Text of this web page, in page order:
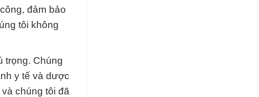
đảm bảo
tôi không
trọng. Chúng
y tế và dược
chúng tôi đã